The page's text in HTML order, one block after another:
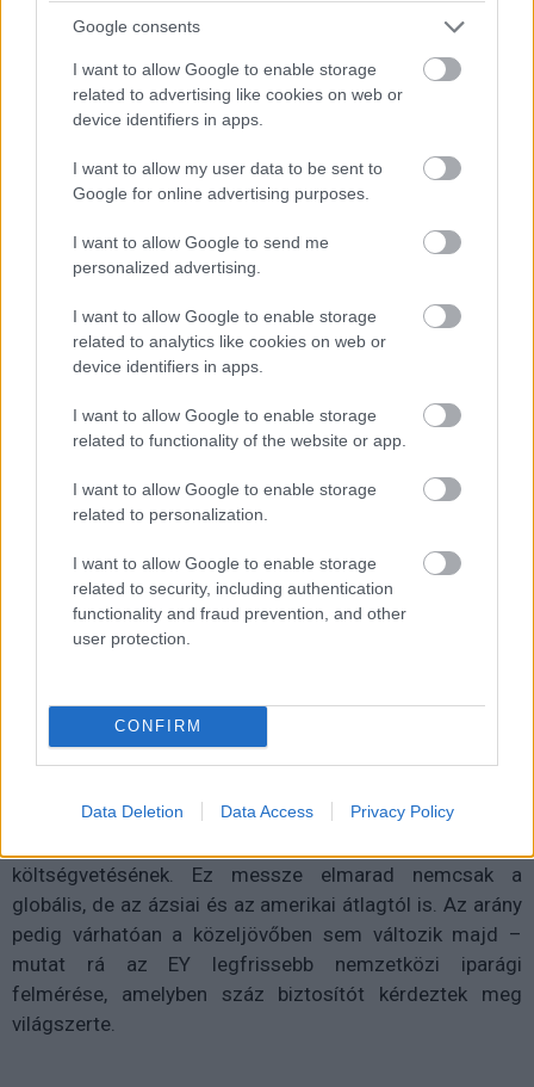
Google consents
I want to allow Google to enable storage
related to advertising like cookies on web or
device identifiers in apps.
I want to allow my user data to be sent to
Google for online advertising purposes.
I want to allow Google to send me
personalized advertising.
I want to allow Google to enable storage
related to analytics like cookies on web or
device identifiers in apps.
I want to allow Google to enable storage
related to functionality of the website or app.
I want to allow Google to enable storage
related to personalization.
I want to allow Google to enable storage
related to security, including authentication
functionality and fraud prevention, and other
user protection.
CONFIRM
Data Deletion Data Access Privacy Policy
Diákok a munkaerőpiacon: Így formálják a 2026-os
trendeket a fiatalok elvárásai (X)
A diákoknak már nem elég a magas órabér,
rugalmasságot is várnak.
#konferencia #ehealth
#neumann jános
számítógép-tudományi társaság
Túl analógok a biztosítók
Pavlovic Jovan |2013 november 25. 14:20
technológiák alkalmazásában.
A társaságok négyötöde kevesebb mint tíz százalékát
költségvetésének. Ez messze elmarad nemcsak a
globális, de az ázsiai és az amerikai átlagtól is. Az arány
pedig várhatóan a közeljövőben sem változik majd –
mutat rá az EY legfrissebb nemzetközi iparági
felmérése, amelyben száz biztosítót kérdeztek meg
világszerte.